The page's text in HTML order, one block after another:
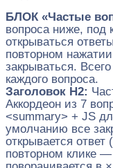
БЛОК «Частые
вопроса ниже,
открываться
повторном
закрываться.
каждого вопроса.
Заголовок H2:
Аккордеон из 7
<summary> + JS
умолчанию все
открывается
повторном клике —